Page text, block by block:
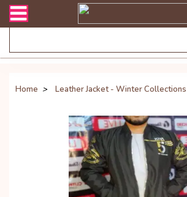
Bangladesh's Most Trusted
Home > Leather Jacket - Winter Collections